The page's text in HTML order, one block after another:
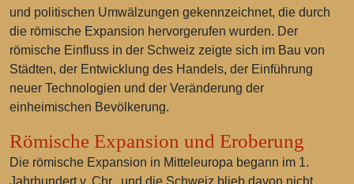
und politischen Umwälzungen gekennzeichnet, die durch
die römische Expansion hervorgerufen wurden. Der
römische Einfluss in der Schweiz zeigte sich im Bau von
Städten, der Entwicklung des Handels, der Einführung
neuer Technologien und der Veränderung der
einheimischen Bevölkerung.
Römische Expansion und Eroberung
Die römische Expansion in Mitteleuropa begann im 1.
Jahrhundert v. Chr., und die Schweiz blieb davon nicht